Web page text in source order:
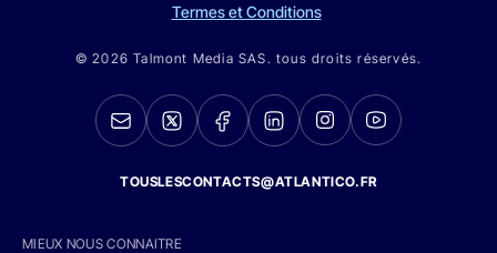
Termes et Conditions
© 2026 Talmont Media SAS. tous droits réservés.
TOUSLESCONTACTS@ATLANTICO.FR
MIEUX NOUS CONNAITRE